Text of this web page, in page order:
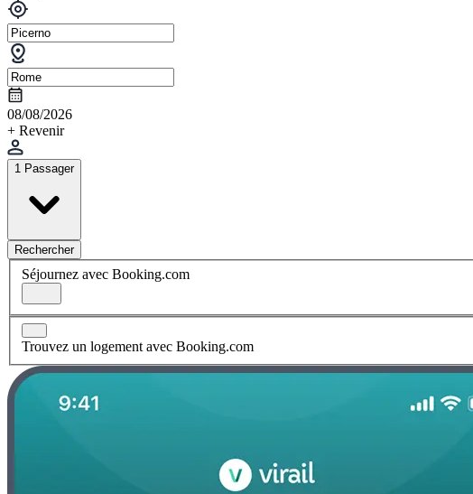
08/08/2026
+ Revenir
1 Passager
Rechercher
Séjournez avec Booking.com
Trouvez un logement avec Booking.com